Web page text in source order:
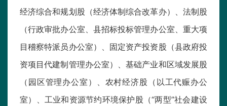
经济综合和规划股（经济体制综合改革办）、法制股
（行政审批办公室、县招标投标管理办公室、重大项
目稽察特派员办公室）、固定资产投资股（县政府投
资项目代建制管理办公室）、基础产业和区域发展股
（园区管理办公室）、农村经济股（以工代赈办公
室）、工业和资源节约环境保护股（“两型”社会建设